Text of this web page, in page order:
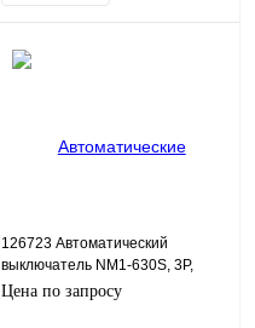
126723 Автоматический
выключатель NM1-630S, 3P,
630А, 35кА
Цена по запросу